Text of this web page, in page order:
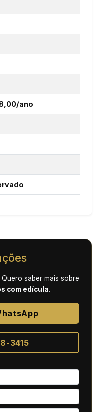
ano
saber mais sobre
com edícula.
3415